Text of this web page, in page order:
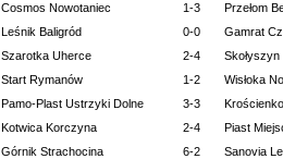
Cosmos Nowotaniec
1-3
Przełom
Leśnik Baligród
0-0
Gamrat
Szarotka Uherce
2-4
Skołyszyn
Start Rymanów
1-2
Wisłoka
Pamo-Plast Ustrzyki Dolne
3-3
Kotwica Korczyna
2-4
Piast
Górnik Strachocina
6-2 Sanovia